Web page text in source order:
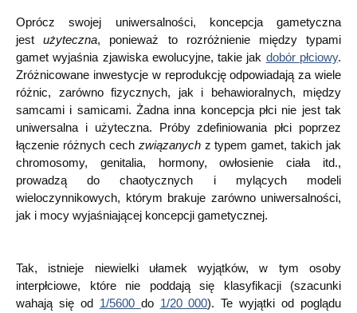
Oprócz swojej uniwersalności, koncepcja gametyczna
jestużyteczna, ponieważ to rozróżnienie między typami
gamet wyjaśnia zjawiska ewolucyjne, takie jak dobór płciowy.
Zróżnicowane inwestycje w reprodukcję odpowiadają za wiele
różnic, zarówno fizycznych, jak i behawioralnych, między
samcami i samicami. Żadna inna koncepcja płci nie jest tak
uniwersalna i użyteczna. Próby zdefiniowania płci poprzez
łączenie różnych cech związanych z typem gamet, takich jak
chromosomy, genitalia, hormony, owłosienie ciała itd.,
prowadzą do chaotycznych i mylących modeli
wieloczynnikowych, którym brakuje zarówno uniwersalności,
jak i mocy wyjaśniającej koncepcji gametycznej.
Tak, istnieje niewielki ułamek wyjątków, w tym osoby
interpłciowe, które nie poddają się klasyfikacji (szacunki
wahają się od 1/5600 do 1/20 000). Te wyjątki od poglądu